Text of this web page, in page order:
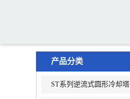
产品分类
ST系列逆流式圆形冷却塔